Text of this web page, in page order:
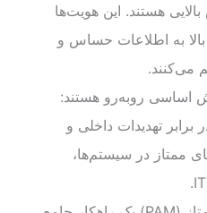
هستند. این هویت‌ها
به اطلاعات حساس و
می‌کنند.
اساسی روبه‌رو هستند:
تهدیدات داخلی و
ممتاز در سیستم‌ها،